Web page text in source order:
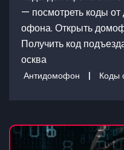
— посмотреть коды
офона. Открыть
Получить код
осква
Антидомофон | Коды